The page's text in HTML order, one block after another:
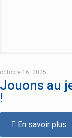
octobre 16, 2025
Jouons au
!
En savoir plus